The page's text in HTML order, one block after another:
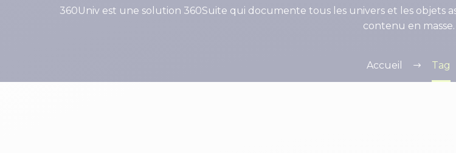
360Univ est une solution 360Suite qui documente tous les univers et les objets
contenu en masse.
Accueil Tag